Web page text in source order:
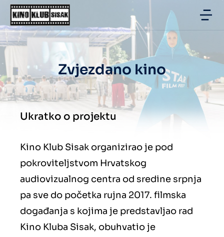
Zvjezdano kino
Ukratko o projektu
Kino Klub Sisak organizirao je pod
pokroviteljstvom Hrvatskog
audiovizualnog centra od sredine srpnja
pa sve do početka rujna 2017. filmska
događanja s kojima je predstavljao rad
Kino Kluba Sisak, obuhvatio je